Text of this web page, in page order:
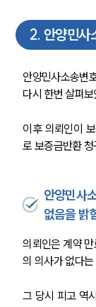
2. 안양민사
안양민사소송변
다시 한번 살펴보
이후 의뢰인이
로 보증금반환
안양민사
없음을 밝
의뢰인은 계약
의 의사가 없다
그 당시 피고 역